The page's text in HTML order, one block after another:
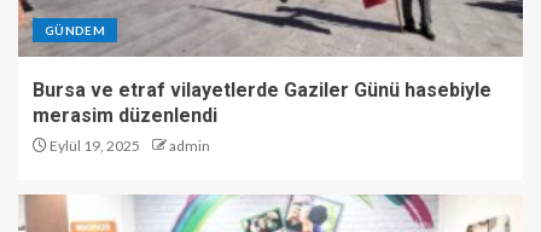
GÜNDEM
Bursa ve etraf vilayetlerde Gaziler Günü hasebiyle
merasim düzenlendi
Eylül 19, 2025 admin